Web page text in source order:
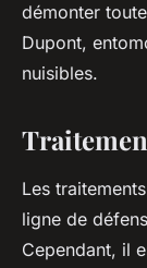
démonter
Dupont,
nuisibles.
Les
ligne de
Cependant, il